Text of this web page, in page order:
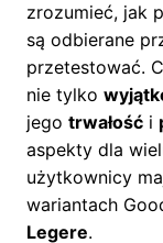
zrozumieć, jak
są odbierane
przetestować.
nie tylko
jego trwałość i
aspekty dla
użytkownicy
wariantach
Legere.